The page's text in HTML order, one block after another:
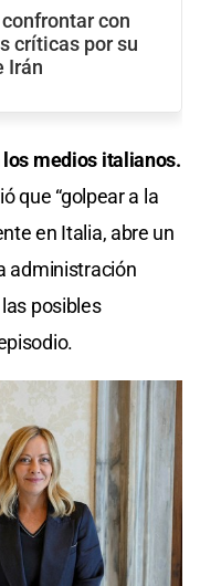
con
críticas por su
Irán
medios italianos.
que “golpear a la
en Italia, abre un
administración
posibles